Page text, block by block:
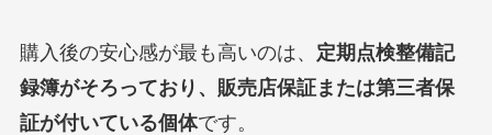
購入後の安心感が最も高いのは、 定期点検整備記
録簿がそろっており、販売店保証または第三者保
証が付いている個体です。